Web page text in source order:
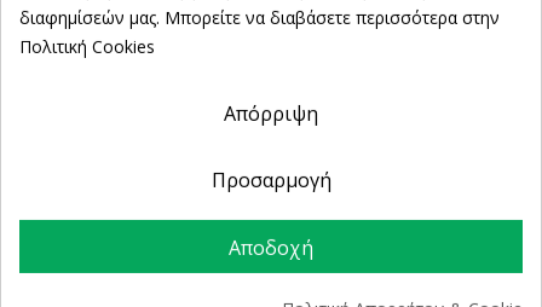
από 2 Φυσικά Καταστήματα
ΠΕΡΙΓΡΑΦΉ
ΛΕΠΤΟΜΈΡΕΙΕΣ ΠΡΟΪΌΝΤΟΣ
διαφημίσεών μας. Μπορείτε να διαβάσετε περισσότερα στην
Πολιτική Cookies
Απόρριψη
Προσαρμογή
Αποδοχή